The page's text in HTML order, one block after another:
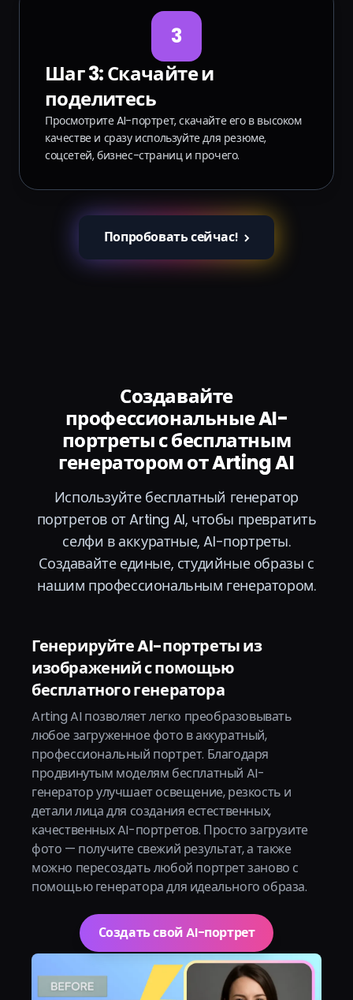
3
Шаг 3: Скачайте и
поделитесь
Просмотрите AI-портрет, скачайте его в высоком
качестве и сразу используйте для резюме,
соцсетей, бизнес-страниц и прочего.
Попробовать сейчас!
Создавайте
профессиональные AI-
портреты с бесплатным
генератором от Arting AI
Используйте бесплатный генератор
портретов от Arting AI, чтобы превратить
селфи в аккуратные, AI-портреты.
Создавайте единые, студийные образы с
нашим профессиональным генератором.
Генерируйте AI-портреты из
изображений с помощью
бесплатного генератора
Arting AI позволяет легко преобразовывать
любое загруженное фото в аккуратный,
профессиональный портрет. Благодаря
продвинутым моделям бесплатный AI-
генератор улучшает освещение, резкость и
детали лица для создания естественных,
качественных AI-портретов. Просто загрузите
фото — получите свежий результат, а также
можно пересоздать любой портрет заново с
помощью генератора для идеального образа.
Создать свой AI-портрет